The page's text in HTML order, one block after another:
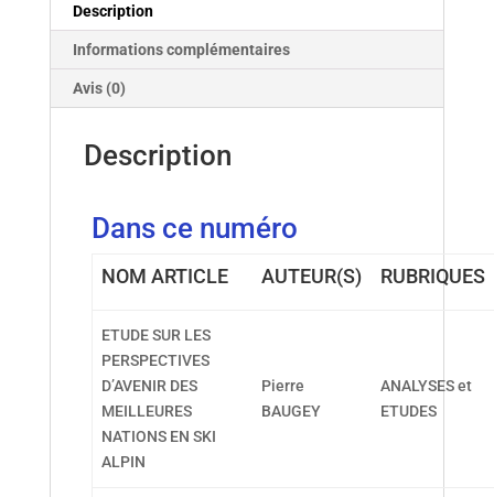
papier
Description
Informations complémentaires
Avis (0)
Description
Dans ce numéro
NOM ARTICLE AUTEUR(S) RUBRIQUES
ETUDE SUR LES
PERSPECTIVES
D’AVENIR DES
MEILLEURES
NATIONS EN SKI
ALPIN
Pierre
BAUGEY
ANALYSES et
ETUDES